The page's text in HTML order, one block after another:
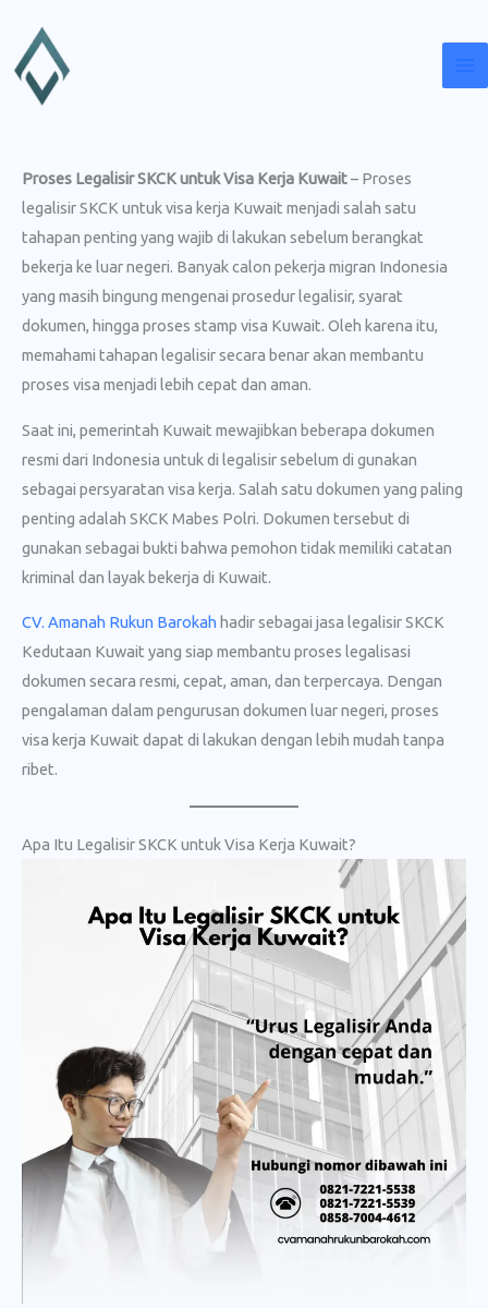
konten
Proses Legalisir SKCK untuk Visa Kerja Kuwait– Proses
legalisir SKCK untuk visa kerja Kuwait menjadi salah satu
tahapan penting yang wajib di lakukan sebelum berangkat
bekerja ke luar negeri. Banyak calon pekerja migran Indonesia
yang masih bingung mengenai prosedur legalisir, syarat
dokumen, hingga proses stamp visa Kuwait. Oleh karena itu,
memahami tahapan legalisir secara benar akan membantu
proses visa menjadi lebih cepat dan aman.
Saat ini, pemerintah Kuwait mewajibkan beberapa dokumen
resmi dari Indonesia untuk di legalisir sebelum di gunakan
sebagai persyaratan visa kerja. Salah satu dokumen yang paling
penting adalah SKCK Mabes Polri. Dokumen tersebut di
gunakan sebagai bukti bahwa pemohon tidak memiliki catatan
kriminal dan layak bekerja di Kuwait.
CV. Amanah Rukun Barokah hadir sebagai jasa legalisir SKCK
Kedutaan Kuwait yang siap membantu proses legalisasi
dokumen secara resmi, cepat, aman, dan terpercaya. Dengan
pengalaman dalam pengurusan dokumen luar negeri, proses
visa kerja Kuwait dapat di lakukan dengan lebih mudah tanpa
ribet.
Apa Itu Legalisir SKCK untuk Visa Kerja Kuwait?